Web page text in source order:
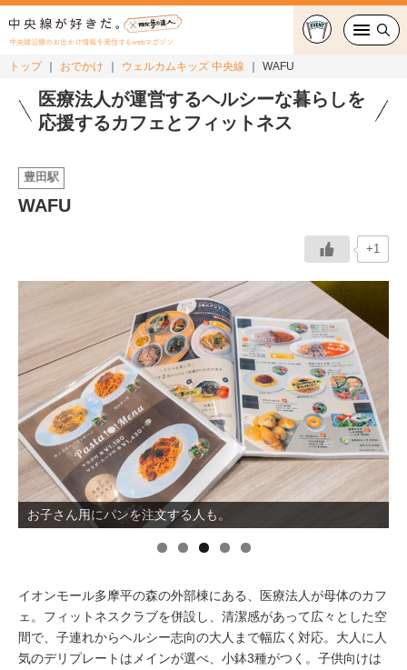
中央線沿線のお出かけ情報を発信するwebマガジン
グルメ・カフェ
スイーツ・テイクアウト
おでかけ
連載
中央線フェス
イベント情報
おしらせ
トップ おでかけ ウェルカムキッズ 中央線 WAFU
医療法人が運営するヘルシーな暮らしを
応援するカフェとフィットネス
豊田駅
WAFU
+1
お子さん用にパンを注文する人も。
イオンモール多摩平の森の外部棟にある、医療法人が母体のカフ
ェ。フィットネスクラブを併設し、清潔感があって広々とした空
間で、子連れからヘルシー志向の大人まで幅広く対応。大人に人
気のデリプレートはメインが選べ、小鉢3種がつく。子供向けは